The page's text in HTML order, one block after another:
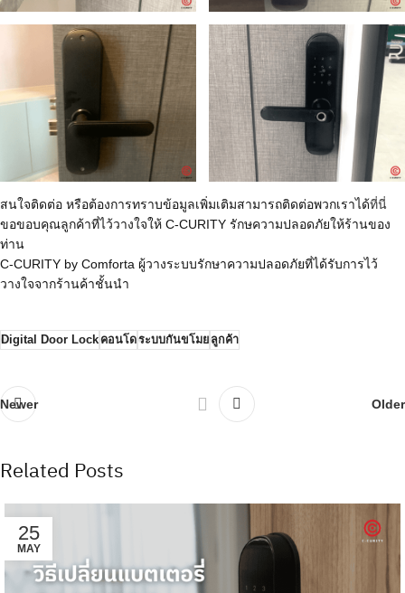
สนใจติดต่อ หรือต้องการทราบข้อมูลเพิ่มเติมสามารถติดต่อพวกเราได้ที่นี่
ขอขอบคุณลูกค้าที่ไว้วางใจให้ C-CURITY รักษความปลอดภัยให้ร้านของ
ท่าน
C-CURITY by Comforta ผู้วางระบบรักษาความปลอดภัยที่ได้รับการไว้
วางใจจากร้านค้าชั้นนำ
Digital Door Lockคอนโดระบบกันขโมยลูกค้า
Newer Older
Related Posts
25
MAY